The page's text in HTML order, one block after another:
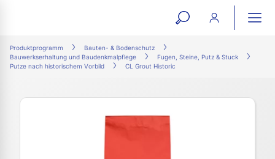
open
form
Produktprogramm
Bauten- & Bodenschutz
Bauwerkserhaltung und Baudenkmalpflege
Fugen, Steine, Putz & Stuck
Putze nach historischem Vorbild
CL Grout Historic